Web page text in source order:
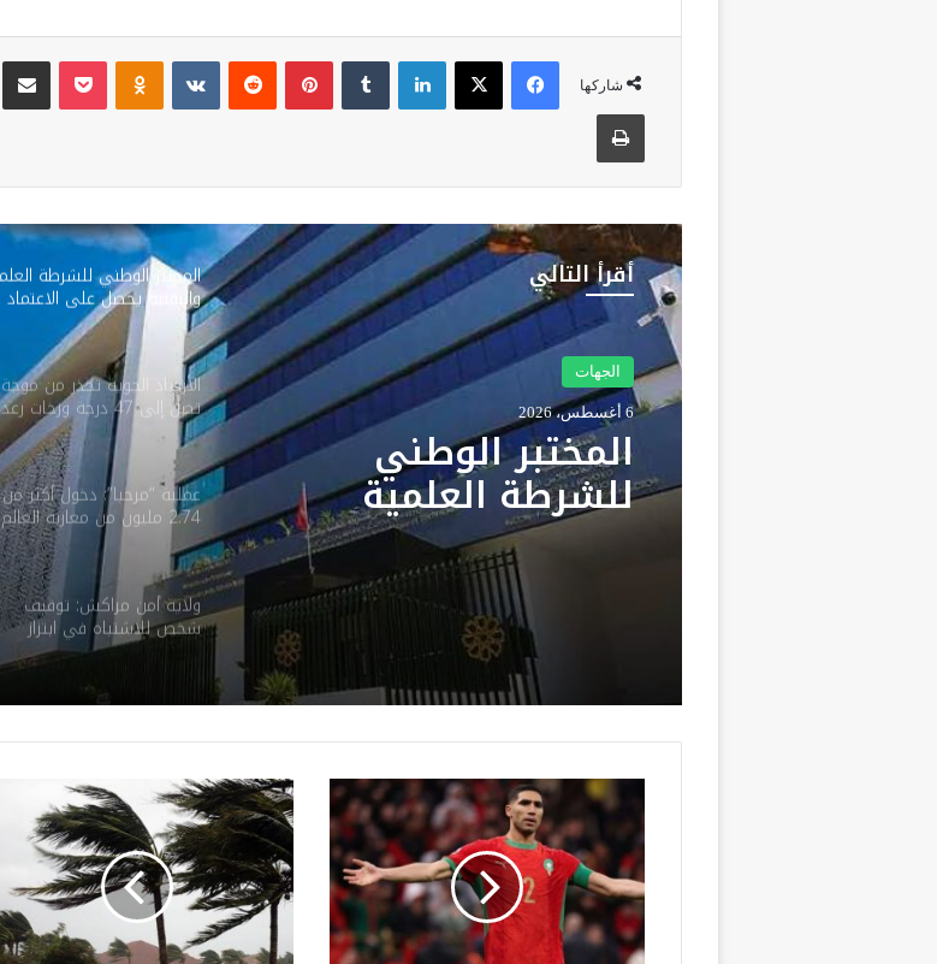
شاركها
فيسبوك ‫X لينكدإن بينتيريست
أقرأ التالي
الجهات
5 أغسطس، 2026
الأرصاد الجوية تحذر من
موجة حر تصل إلى 47
درجة وزخات رعدية
بعدد من مناطق
المملكة
المختبر الوطني للشرطة
والتقنية يحصل على الاعتماد
جميع تخصصاته
الأرصاد الجوية تحذر من
تصل إلى 47 درجة وزخات
بعدد من مناطق المملكة
عملية “مرحبا”: دخول أكثر من
2.74 مليون من مغاربة العالم
إلى المملكة حتى 3 غشت
ولاية أمن مراكش: توقيف
شخص للاشتباه في ابتزاز
سائحين وممارسة الإرشاد
ح
ا
ل
ة
ح
ك
ن
ش
ة
إ